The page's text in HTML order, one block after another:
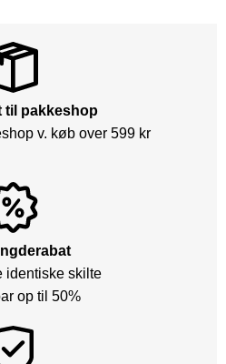
til pakkeshop
v. køb over 599 kr
identiske skilte
op til 50%